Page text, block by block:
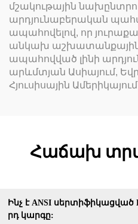
մշակութային
արդյունաբերական
ապահովելով, որ
անկախ աշխատանքային
ապահովված լինի
արևմտյան Ասիայում,
Հյուսիսային
Հաճախ
Ինչ է ANSI սերտիֆիկացված
րդ կարգը: